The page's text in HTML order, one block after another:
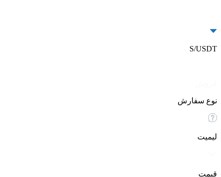
S/USDT
نوع سفارش
لیمیت
قیمت